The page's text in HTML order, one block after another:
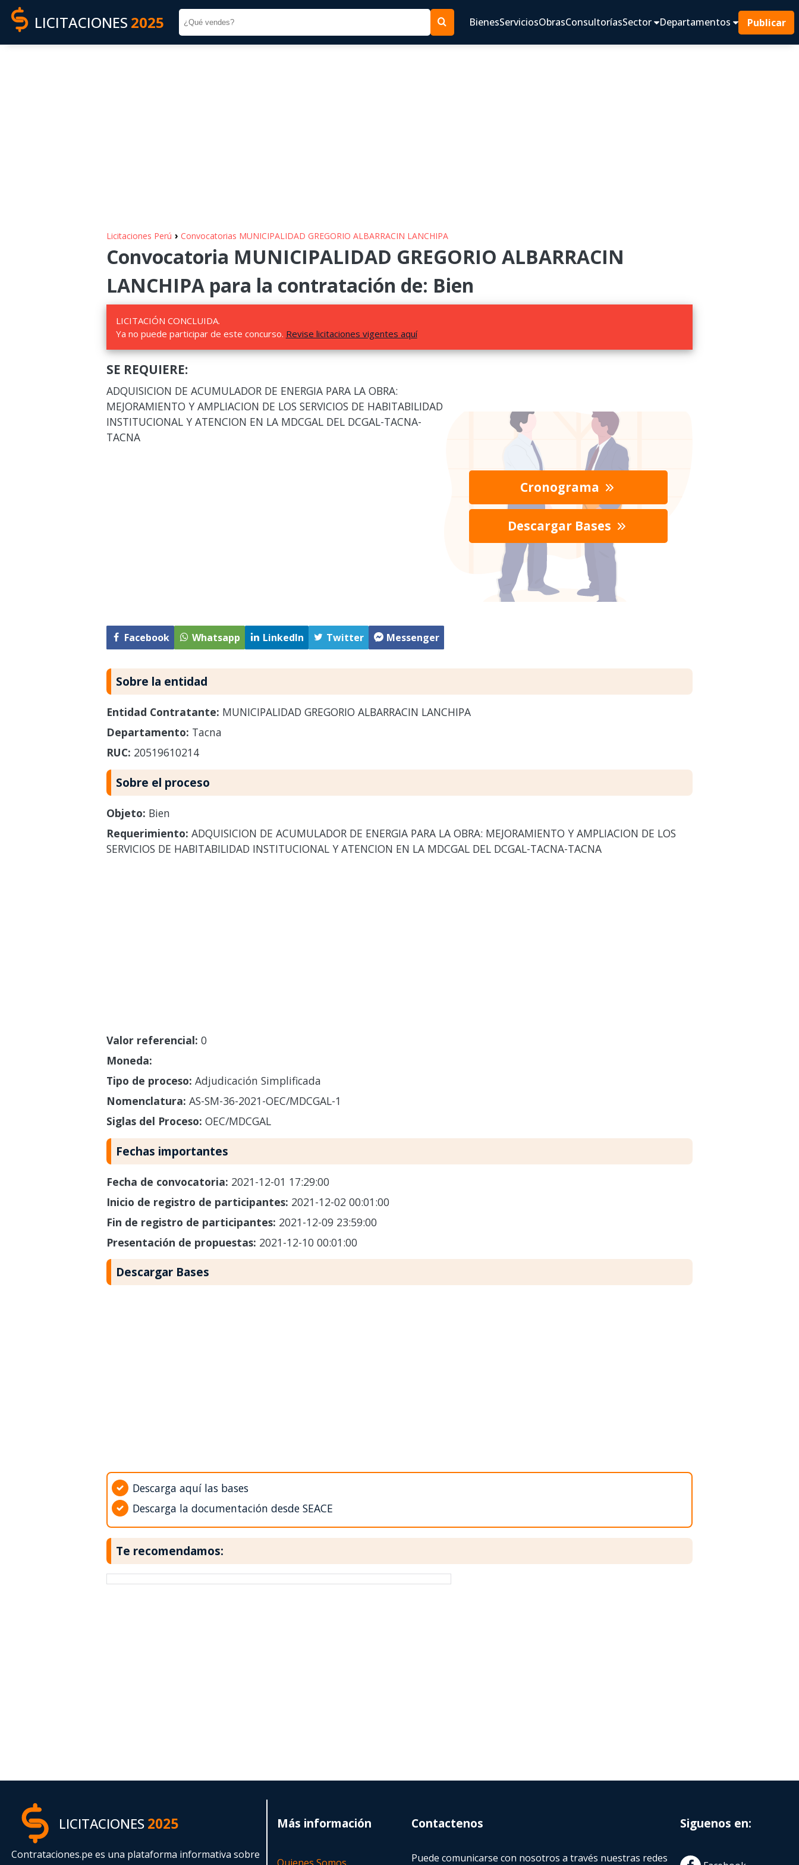
LICITACIONES 2025 BienesServiciosObrasConsultoríasSector Departamentos Publicar
Licitaciones Perú › Convocatorias MUNICIPALIDAD GREGORIO ALBARRACIN LANCHIPA
Convocatoria MUNICIPALIDAD GREGORIO ALBARRACIN
LANCHIPA para la contratación de: Bien
LICITACIÓN CONCLUIDA.
Ya no puede participar de este concurso. Revise licitaciones vigentes aquí
SE REQUIERE:
ADQUISICION DE ACUMULADOR DE ENERGIA PARA LA OBRA:
MEJORAMIENTO Y AMPLIACION DE LOS SERVICIOS DE HABITABILIDAD
INSTITUCIONAL Y ATENCION EN LA MDCGAL DEL DCGAL-TACNA-
TACNA
Facebook Whatsapp LinkedIn Twitter Messenger
Cronograma
Descargar Bases
Sobre la entidad
Entidad Contratante: MUNICIPALIDAD GREGORIO ALBARRACIN LANCHIPA
Departamento: Tacna
RUC: 20519610214
Sobre el proceso
Objeto: Bien
Requerimiento: ADQUISICION DE ACUMULADOR DE ENERGIA PARA LA OBRA: MEJORAMIENTO Y AMPLIACION DE LOS
SERVICIOS DE HABITABILIDAD INSTITUCIONAL Y ATENCION EN LA MDCGAL DEL DCGAL-TACNA-TACNA
Valor referencial: 0
Moneda:
Tipo de proceso: Adjudicación Simplificada
Nomenclatura: AS-SM-36-2021-OEC/MDCGAL-1
Siglas del Proceso: OEC/MDCGAL
Fechas importantes
Fecha de convocatoria: 2021-12-01 17:29:00
Inicio de registro de participantes: 2021-12-02 00:01:00
Fin de registro de participantes: 2021-12-09 23:59:00
Presentación de propuestas: 2021-12-10 00:01:00
Descargar Bases
Descarga aquí las bases
Descarga la documentación desde SEACE
Te recomendamos:
LICITACIONES2025
Contrataciones.pe es una plataforma informativa sobre
Más información
Quienes Somos
Contactenos
Puede comunicarse con nosotros a través nuestras redes
Siguenos en: